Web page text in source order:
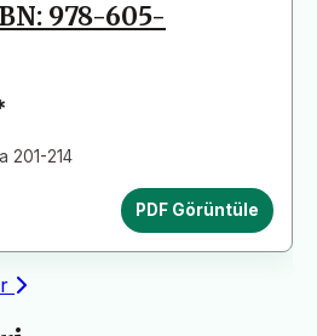
978-605-
201-214
PDF Görüntüle